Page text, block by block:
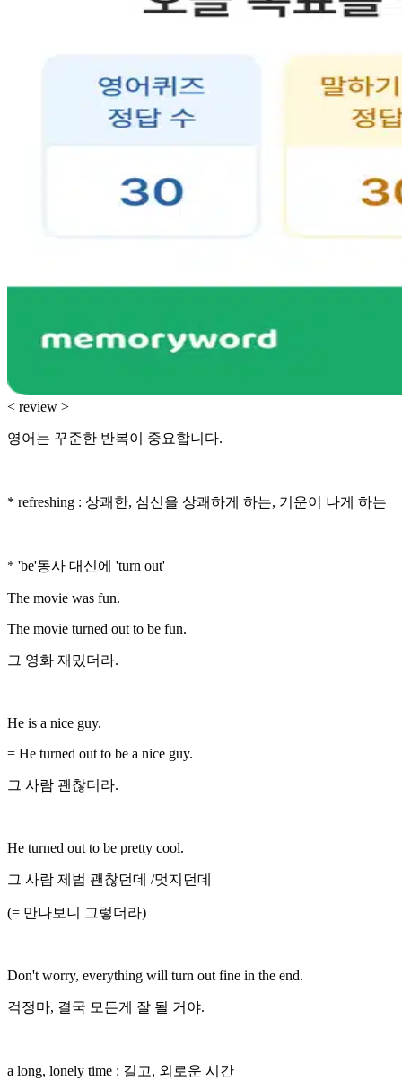
< review >
영어는 꾸준한 반복이 중요합니다.
* refreshing : 상쾌한, 심신을 상쾌하게 하는, 기운이 나게 하는
* 'be'동사 대신에 'turn out'
The movie was fun.
The movie turned out to be fun.
그 영화 재밌더라.
He is a nice guy.
= He turned out to be a nice guy.
그 사람 괜찮더라.
He turned out to be pretty cool.
그 사람 제법 괜찮던데 /멋지던데
(= 만나보니 그렇더라)
Don't worry, everything will turn out fine in the end.
걱정마, 결국 모든게 잘 될 거야.
a long, lonely time : 길고, 외로운 시간